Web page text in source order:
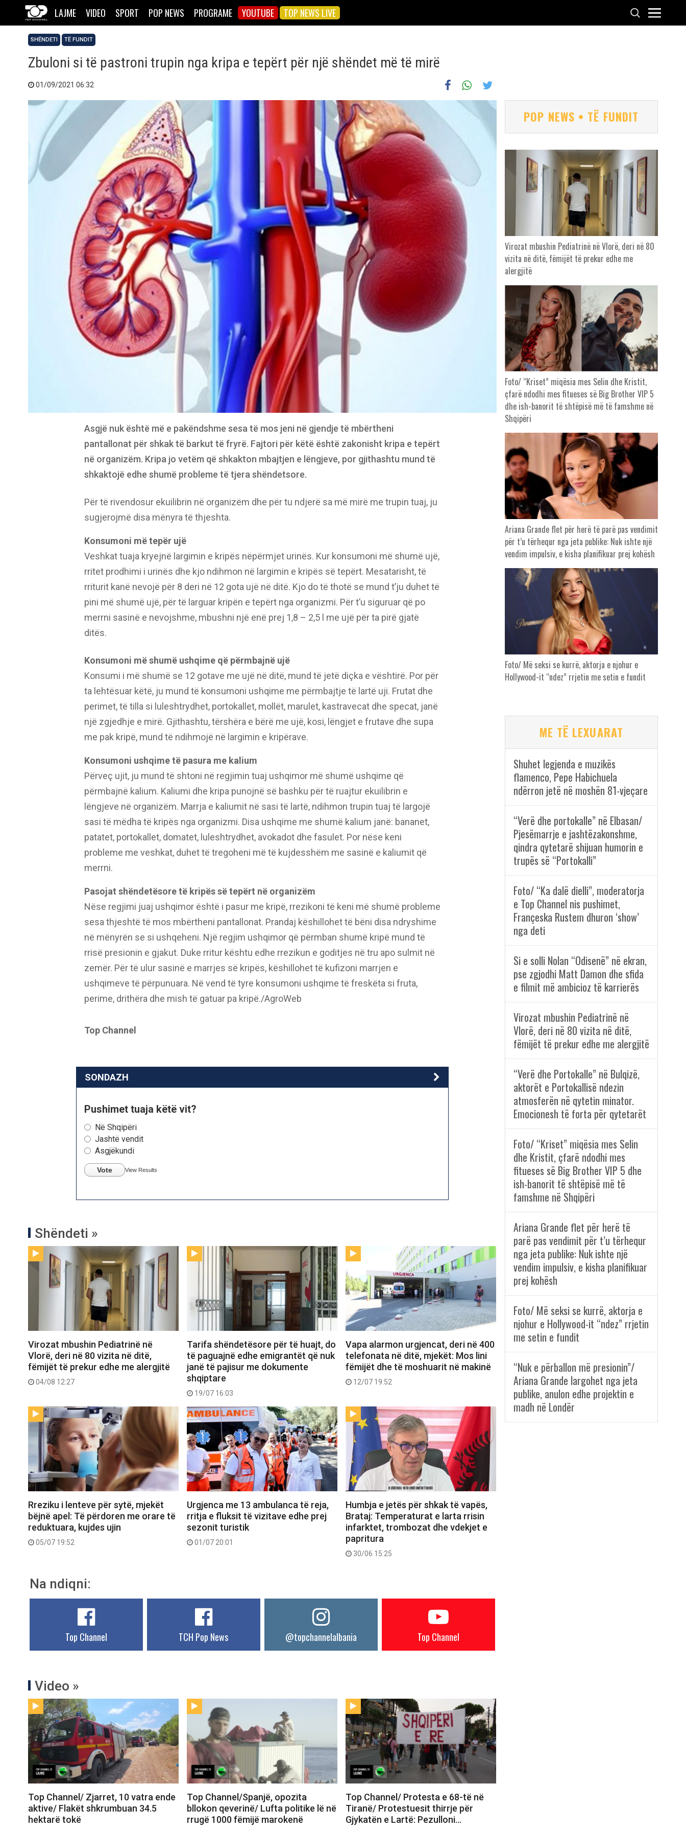
LAJME VIDEO SPORT POP NEWS PROGRAME YOUTUBE TOP NEWS LIVE
SHËNDETI TË FUNDIT
Zbuloni si të pastroni trupin nga kripa e tepërt për një shëndet më të mirë
01/09/2021 06:32
Asgjë nuk është më e pakëndshme sesa të mos jeni në gjendje të mbërtheni
pantallonat për shkak të barkut të fryrë. Fajtori për këtë është zakonisht kripa e tepërt
në organizëm. Kripa jo vetëm që shkakton mbajtjen e lëngjeve, por gjithashtu mund të
shkaktojë edhe shumë probleme të tjera shëndetsore.
Për të rivendosur ekuilibrin në organizëm dhe për tu ndjerë sa më mirë me trupin tuaj, ju
sugjerojmë disa mënyra të thjeshta.
Konsumoni më tepër ujë
Veshkat tuaja kryejnë largimin e kripës nëpërmjet urinës. Kur konsumoni më shumë ujë,
rritet prodhimi i urinës dhe kjo ndihmon në largimin e kripës së tepërt. Mesatarisht, të
rriturit kanë nevojë për 8 deri në 12 gota ujë në ditë. Kjo do të thotë se mund t’ju duhet të
pini më shumë ujë, për të larguar kripën e tepërt nga organizmi. Për t’u siguruar që po
merrni sasinë e nevojshme, mbushni një enë prej 1,8 – 2,5 l me ujë për ta pirë gjatë
ditës.
Konsumoni më shumë ushqime që përmbajnë ujë
Konsumi i më shumë se 12 gotave me ujë në ditë, mund të jetë diçka e vështirë. Por për
ta lehtësuar këtë, ju mund të konsumoni ushqime me përmbajtje të lartë uji. Frutat dhe
perimet, të tilla si luleshtrydhet, portokallet, mollët, marulet, kastravecat dhe specat, janë
një zgjedhje e mirë. Gjithashtu, tërshëra e bërë me ujë, kosi, lëngjet e frutave dhe supa
me pak kripë, mund të ndihmojë në largimin e kripërave.
Konsumoni ushqime të pasura me kalium
Përveç ujit, ju mund të shtoni në regjimin tuaj ushqimor më shumë ushqime që
përmbajnë kalium. Kaliumi dhe kripa punojnë së bashku për të ruajtur ekuilibrin e
lëngjeve në organizëm. Marrja e kaliumit në sasi të lartë, ndihmon trupin tuaj të largojë
sasi të mëdha të kripës nga organizmi. Disa ushqime me shumë kalium janë: bananet,
patatet, portokallet, domatet, luleshtrydhet, avokadot dhe fasulet. Por nëse keni
probleme me veshkat, duhet të tregoheni më të kujdesshëm me sasinë e kaliumit që
merrni.
Pasojat shëndetësore të kripës së tepërt në organizëm
Nëse regjimi juaj ushqimor është i pasur me kripë, rrezikoni të keni më shumë probleme
sesa thjeshtë të mos mbërtheni pantallonat. Prandaj këshillohet të bëni disa ndryshime
në mënyrën se si ushqeheni. Një regjim ushqimor që përmban shumë kripë mund të
rrisë presionin e gjakut. Duke rritur kështu edhe rrezikun e goditjes në tru apo sulmit në
zemër. Për të ulur sasinë e marrjes së kripës, këshillohet të kufizoni marrjen e
ushqimeve të përpunuara. Në vend të tyre konsumoni ushqime të freskëta si fruta,
perime, drithëra dhe mish të gatuar pa kripë./AgroWeb
Top Channel
SONDAZH
Pushimet tuaja këtë vit?
Në Shqipëri
Jashtë vendit
Asgjëkundi
Vote View Results
Shëndeti »
Virozat mbushin Pediatrinë në
Vlorë, deri në 80 vizita në ditë,
fëmijët të prekur edhe me alergjitë
04/08 12:27
Tarifa shëndetësore për të huajt, do
të paguajnë edhe emigrantët që nuk
janë të pajisur me dokumente
shqiptare
19/07 16:03
Vapa alarmon urgjencat, deri në 400
telefonata në ditë, mjekët: Mos lini
fëmijët dhe të moshuarit në makinë
12/07 19:52
Rreziku i lenteve për sytë, mjekët
bëjnë apel: Të përdoren me orare të
reduktuara, kujdes ujin
05/07 19:52
Urgjenca me 13 ambulanca të reja,
rritja e fluksit të vizitave edhe prej
sezonit turistik
01/07 20:01
Humbja e jetës për shkak të vapës,
Brataj: Temperaturat e larta rrisin
infarktet, trombozat dhe vdekjet e
papritura
30/06 15:25
Na ndiqni:
Top Channel TCH Pop News @topchannelalbania Top Channel
Video »
Top Channel/ Zjarret, 10 vatra ende
aktive/ Flakët shkrumbuan 34.5
hektarë tokë
Top Channel/Spanjë, opozita
bllokon qeverinë/ Lufta politike lë në
rrugë 1000 fëmijë marokenë
Top Channel/ Protesta e 68-të në
Tiranë/ Protestuesit thirrje për
Gjykatën e Lartë: Pezulloni…
POP NEWS • TË FUNDIT
Virozat mbushin Pediatrinë në Vlorë, deri në 80
vizita në ditë, fëmijët të prekur edhe me
alergjitë
Foto/ “Kriset” miqësia mes Selin dhe Kristit,
çfarë ndodhi mes fitueses së Big Brother VIP 5
dhe ish-banorit të shtëpisë më të famshme në
Shqipëri
Ariana Grande flet për herë të parë pas vendimit
për t’u tërhequr nga jeta publike: Nuk ishte një
vendim impulsiv, e kisha planifikuar prej kohësh
Foto/ Më seksi se kurrë, aktorja e njohur e
Hollywood-it “ndez” rrjetin me setin e fundit
ME TË LEXUARAT
Shuhet legjenda e muzikës
flamenco, Pepe Habichuela
ndërron jetë në moshën 81-vjeçare
“Verë dhe portokalle” në Elbasan/
Pjesëmarrje e jashtëzakonshme,
qindra qytetarë shijuan humorin e
trupës së “Portokalli”
Foto/ “Ka dalë dielli”, moderatorja
e Top Channel nis pushimet,
Françeska Rustem dhuron ‘show’
nga deti
Si e solli Nolan “Odisenë” në ekran,
pse zgjodhi Matt Damon dhe sfida
e filmit më ambicioz të karrierës
Virozat mbushin Pediatrinë në
Vlorë, deri në 80 vizita në ditë,
fëmijët të prekur edhe me alergjitë
“Verë dhe Portokalle” në Bulqizë,
aktorët e Portokallisë ndezin
atmosferën në qytetin minator.
Emocionesh të forta për qytetarët
Foto/ “Kriset” miqësia mes Selin
dhe Kristit, çfarë ndodhi mes
fitueses së Big Brother VIP 5 dhe
ish-banorit të shtëpisë më të
famshme në Shqipëri
Ariana Grande flet për herë të
parë pas vendimit për t’u tërhequr
nga jeta publike: Nuk ishte një
vendim impulsiv, e kisha planifikuar
prej kohësh
Foto/ Më seksi se kurrë, aktorja e
njohur e Hollywood-it “ndez” rrjetin
me setin e fundit
“Nuk e përballon më presionin”/
Ariana Grande largohet nga jeta
publike, anulon edhe projektin e
madh në Londër